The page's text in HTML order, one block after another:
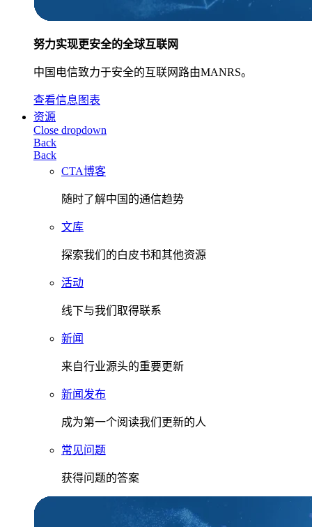
努力实现更安全的全球互联网
中国电信致力于安全的互联网路由MANRS。
查看信息图表
资源
Close dropdown
Back
Back
CTA博客
随时了解中国的通信趋势
文库
探索我们的白皮书和其他资源
活动
线下与我们取得联系
新闻
来自行业源头的重要更新
新闻发布
成为第一个阅读我们更新的人
常见问题
获得问题的答案